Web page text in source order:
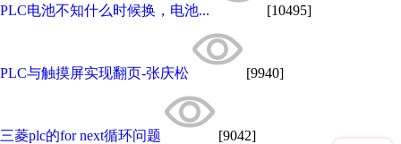
PLC电池不知什么时候换，电池... [10495]
PLC与触摸屏实现翻页-张庆松 [9940]
三菱plc的for next循环问题 [9042]